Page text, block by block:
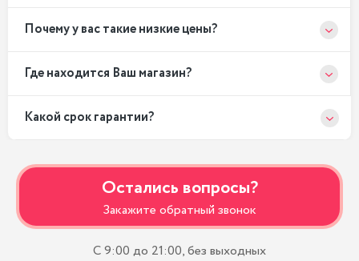
Почему у вас такие низкие цены?
Где находится Ваш магазин?
Какой срок гарантии?
Остались вопросы?
Закажите обратный звонок
С 9:00 до 21:00, без выходных